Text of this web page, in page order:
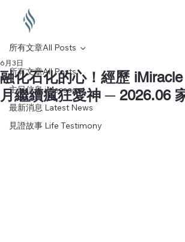
所有文章All Posts
主日信息 iMessage
最新消息 Latest News
見證故事 Life Testimony
所有文章All Posts
融化石化的心！經歷
月繼續瘋狂愛神 ─ 2026.06
6月3日